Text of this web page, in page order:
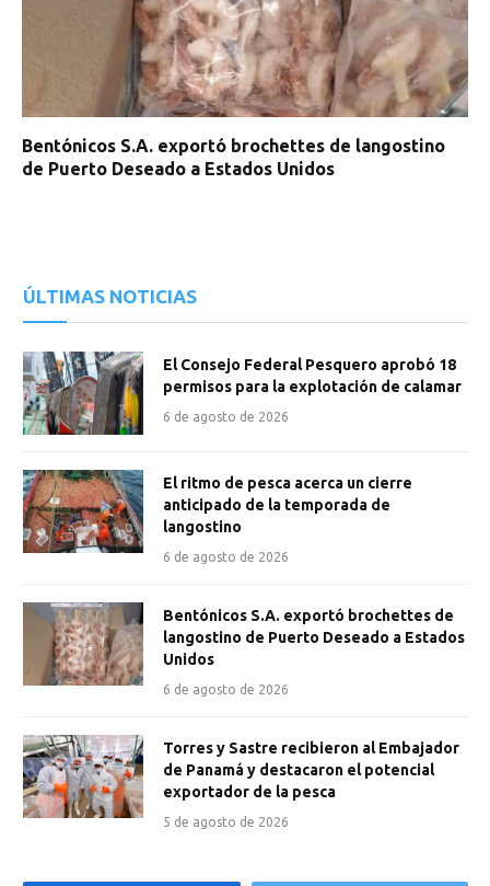
Bentónicos S.A. exportó brochettes de langostino
de Puerto Deseado a Estados Unidos
ÚLTIMAS NOTICIAS
El Consejo Federal Pesquero aprobó 18
permisos para la explotación de calamar
6 de agosto de 2026
El ritmo de pesca acerca un cierre
anticipado de la temporada de
langostino
6 de agosto de 2026
Bentónicos S.A. exportó brochettes de
langostino de Puerto Deseado a Estados
Unidos
6 de agosto de 2026
Torres y Sastre recibieron al Embajador
de Panamá y destacaron el potencial
exportador de la pesca
5 de agosto de 2026